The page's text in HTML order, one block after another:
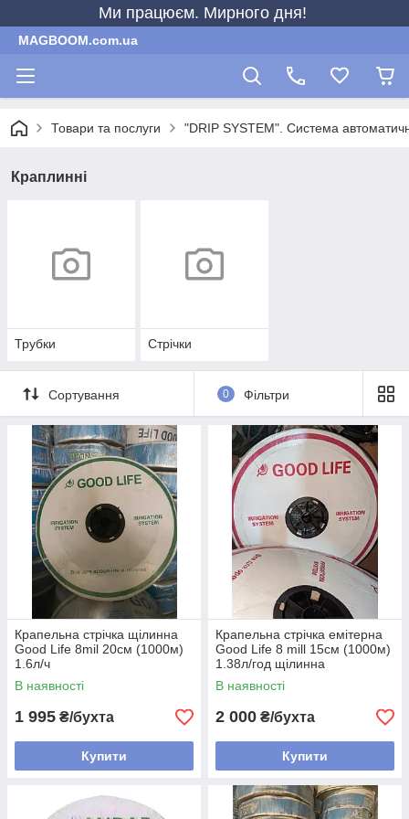
Ми працюєм. Мирного дня!
MAGBOOM.com.ua
Товари та послуги "DRIP SYSTEM". Система
Краплинні
Трубки Стрічки
Сортування 0 Фільтри
Крапельна стрічка щілинна
Good Life 8mil 20см (1000м)
1.6л/ч
В наявності
1 995 ₴/бухта
Купити
Крапельна стрічка емітерна
Good Life 8 mill 15см (1000м)
1.38л/год щілинна
В наявності
2 000 ₴/бухта
Купити